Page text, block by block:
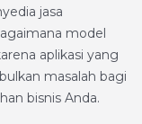
jasa
model
aplikasi yang
masalah bagi
bisnis Anda.